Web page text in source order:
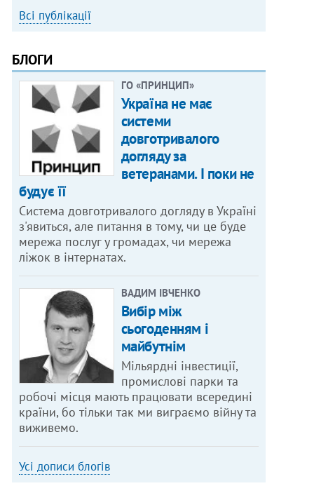
Всі публікації
БЛОГИ
ГО «ПРИНЦИП»
Україна не має
системи
довготривалого
догляду за
ветеранами. І поки не
будує її
Система довготривалого догляду в Україні
з'явиться, але питання в тому, чи це буде
мережа послуг у громадах, чи мережа
ліжок в інтернатах.
ВАДИМ ІВЧЕНКО
Вибір між
сьогоденням і
майбутнім
Мільярдні інвестиції,
промислові парки та
робочі місця мають працювати всередині
країни, бо тільки так ми виграємо війну та
виживемо.
Усі дописи блогів